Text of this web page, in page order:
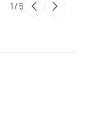
1 / 5